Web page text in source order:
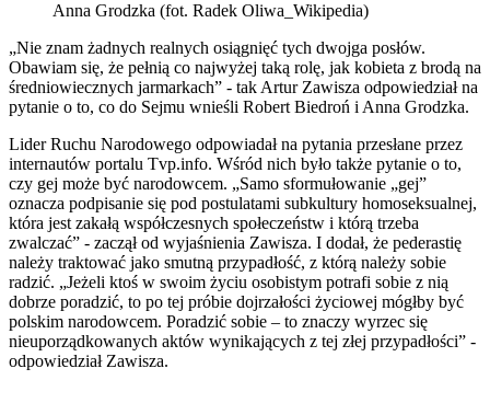
Anna Grodzka (fot. Radek Oliwa_Wikipedia)
„Nie znam żadnych realnych osiągnięć tych dwojga posłów.
Obawiam się, że pełnią co najwyżej taką rolę, jak kobieta z brodą na
średniowiecznych jarmarkach” - tak Artur Zawisza odpowiedział na
pytanie o to, co do Sejmu wnieśli Robert Biedroń i Anna Grodzka.
Lider Ruchu Narodowego odpowiadał na pytania przesłane przez
internautów portalu Tvp.info. Wśród nich było także pytanie o to,
czy gej może być narodowcem. „Samo sformułowanie „gej”
oznacza podpisanie się pod postulatami subkultury homoseksualnej,
która jest zakałą współczesnych społeczeństw i którą trzeba
zwalczać” - zaczął od wyjaśnienia Zawisza. I dodał, że pederastię
należy traktować jako smutną przypadłość, z którą należy sobie
radzić. „Jeżeli ktoś w swoim życiu osobistym potrafi sobie z nią
dobrze poradzić, to po tej próbie dojrzałości życiowej mógłby być
polskim narodowcem. Poradzić sobie – to znaczy wyrzec się
nieuporządkowanych aktów wynikających z tej złej przypadłości” -
odpowiedział Zawisza.